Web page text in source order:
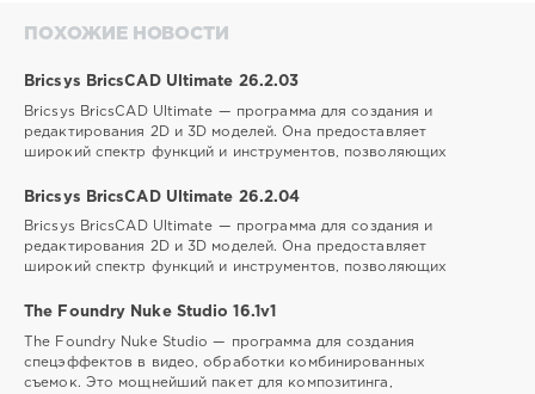
ПОХОЖИЕ НОВОСТИ
Bricsys BricsCAD Ultimate 26.2.03
Bricsys BricsCAD Ultimate — программа для создания и
редактирования 2D и 3D моделей. Она предоставляет
широкий спектр функций и инструментов, позволяющих
Bricsys BricsCAD Ultimate 26.2.04
Bricsys BricsCAD Ultimate — программа для создания и
редактирования 2D и 3D моделей. Она предоставляет
широкий спектр функций и инструментов, позволяющих
The Foundry Nuke Studio 16.1v1
The Foundry Nuke Studio — программа для создания
спецэффектов в видео, обработки комбинированных
съемок. Это мощнейший пакет для композитинга,